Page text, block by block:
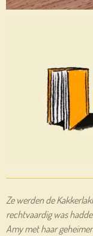
Ze werden de
rechtvaardig was
Amy met haar